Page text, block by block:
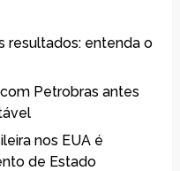
resultados: entenda o
Petrobras antes
nos EUA é
de Estado